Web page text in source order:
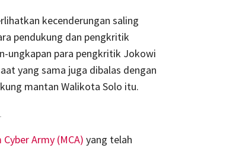
kecenderungan saling
pendukung dan pengkritik
ungkapan para pengkritik Jokowi
yang sama juga dibalas dengan
mantan Walikota Solo itu.
Cyber Army (MCA) yang telah